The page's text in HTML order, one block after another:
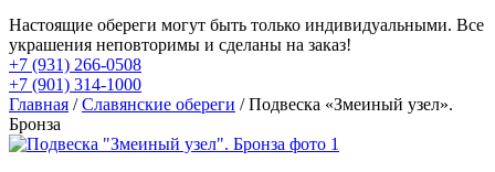
Настоящие обереги могут быть только индивидуальными. Все
украшения неповторимы и сделаны на заказ!
+7 (931) 266-0508
+7 (901) 314-1000
Главная /Славянские обереги / Подвеска «Змеиный узел».
Бронза